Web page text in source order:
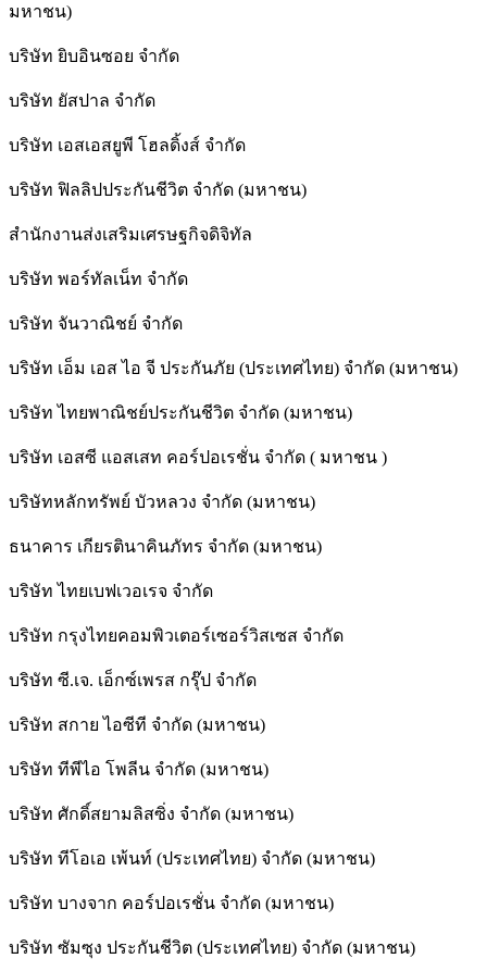
มหาชน)
บริษัท ยิบอินซอย จำกัด
บริษัท ยัสปาล จำกัด
บริษัท เอสเอสยูพี โฮลดิ้งส์ จำกัด
บริษัท ฟิลลิปประกันชีวิต จำกัด (มหาชน)
สํานักงานส่งเสริมเศรษฐกิจดิจิทัล
บริษัท พอร์ทัลเน็ท จำกัด
บริษัท จันวาณิชย์ จำกัด
บริษัท เอ็ม เอส ไอ จี ประกันภัย (ประเทศไทย) จำกัด (มหาชน)
บริษัท ไทยพาณิชย์ประกันชีวิต จำกัด (มหาชน)
บริษัท เอสซี แอสเสท คอร์ปอเรชั่น จำกัด ( มหาชน )
บริษัทหลักทรัพย์ บัวหลวง จำกัด (มหาชน)
ธนาคาร เกียรตินาคินภัทร จำกัด (มหาชน)
บริษัท ไทยเบฟเวอเรจ จำกัด
บริษัท กรุงไทยคอมพิวเตอร์เซอร์วิสเซส จำกัด
บริษัท ซี.เจ. เอ็กซ์เพรส กรุ๊ป จำกัด
บริษัท สกาย ไอซีที จำกัด (มหาชน)
บริษัท ทีพีไอ โพลีน จำกัด (มหาชน)
บริษัท ศักดิ์สยามลิสซิ่ง จำกัด (มหาชน)
บริษัท ทีโอเอ เพ้นท์ (ประเทศไทย) จำกัด (มหาชน)
บริษัท บางจาก คอร์ปอเรชั่น จำกัด (มหาชน)
บริษัท ซัมซุง ประกันชีวิต (ประเทศไทย) จำกัด (มหาชน)